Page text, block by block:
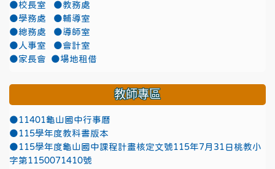
●校長室
●教務處
●學務處
●輔導室
●總務處
●導師室
●人事室
●會計室
●家長會
●場地租借
教師專區
●11401龜山國中行事曆
●115學年度教科書版本
●115學年度龜山國中課程計畫核定文號115年7月31日桃教小
字第1150071410號